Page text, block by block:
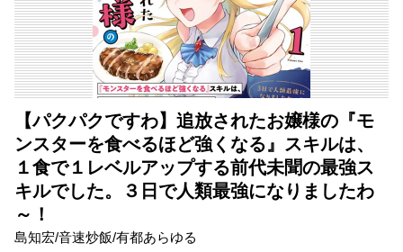
【パクパクですわ】追放されたお嬢様の『モ
ンスターを食べるほど強くなる』スキルは、
１食で１レベルアップする前代未聞の最強ス
キルでした。３日で人類最強になりましたわ
～！
島知宏/音速炒飯/有都あらゆる